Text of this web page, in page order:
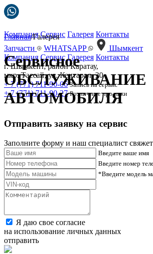
Компания Сервис Галерея Контакты
Запчасти
WHATSAPP
Шымкент
Компания Сервис Галерея Контакты
г. Шымкент, район Каратау,
мкр. Тассай, ул. Кентарал, 30
+ 7 (771) 711-90-06 Запись на сервис
+ 7 (771) 711-90-27 Розничные продажи
Главная/Галерея
Сервисное
ОБСЛУЖИВАНИЕ
АВТОМОБИЛЯ
Отправить заявку на сервис
Заполните форму и наш специалист
Введите ваше имя
Введите номер
*Введите модель
Я даю свое согласие
на использование личных данных
отправить